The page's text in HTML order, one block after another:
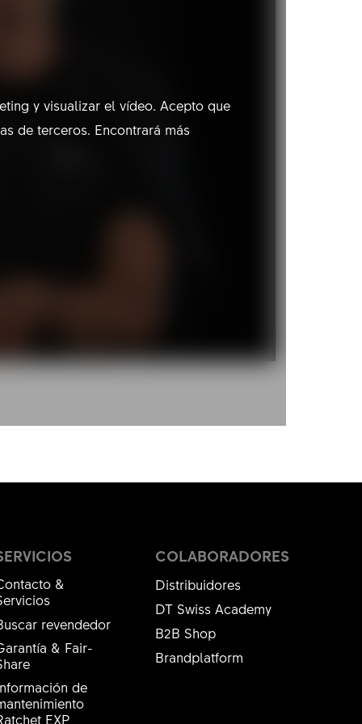
y visualizar el vídeo. Acepto que
de terceros. Encontrará más
&
revendedor
& Fair-
de
EXP
COLABORADORES
Distribuidores
DT Swiss Academy
B2B Shop
Brandplatform